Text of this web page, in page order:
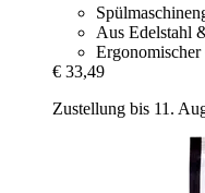
Aus Edelstahl
€ 33,49
Zustellung bis 11.